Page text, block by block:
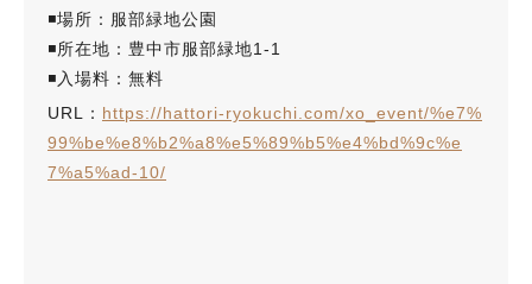
◾️場所：服部緑地公園
◾️所在地：豊中市服部緑地1-1
◾️入場料：無料
URL： https://hattori-ryokuchi.com/xo_event/%e7%
99%be%e8%b2%a8%e5%89%b5%e4%bd%9c%e
7%a5%ad-10/